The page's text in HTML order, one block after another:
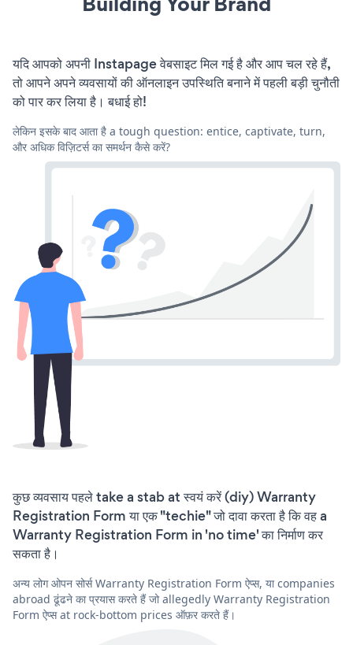
यदि आपको अपनी Instapage वेबसाइट मिल गई है और आप चल रहे हैं,
तो आपने अपने व्यवसायों की ऑनलाइन उपस्थिति बनाने में पहली बड़ी चुनौती
को पार कर लिया है। बधाई हो!
लेकिन इसके बाद आता है a tough question: entice, captivate, turn,
और अधिक विज़िटर्स का समर्थन कैसे करें?
कुछ व्यवसाय पहले take a stab at स्वयं करें (diy) Warranty
Registration Form या एक "techie" जो दावा करता है कि वह a
Warranty Registration Form in 'no time' का निर्माण कर
सकता है।
अन्य लोग ओपन सोर्स Warranty Registration Form ऐप्स, या companies
abroad ढूंढने का प्रयास करते हैं जो allegedly Warranty Registration
Form ऐप्स at rock-bottom prices ऑफ़र करते हैं।